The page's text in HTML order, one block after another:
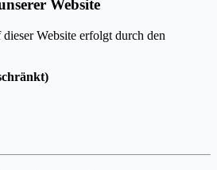
Website
Website erfolgt durch den